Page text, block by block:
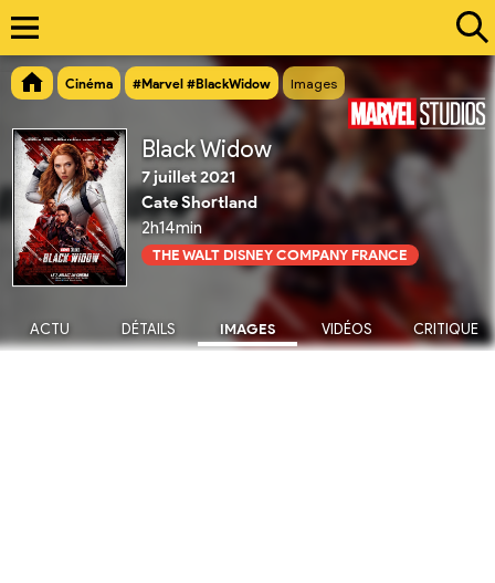
Cinéma #Marvel #BlackWidow Images
Black Widow
7 juillet 2021
Cate Shortland
2h14min
THE WALT DISNEY COMPANY FRANCE
ACTU DÉTAILS IMAGES VIDÉOS CRITIQUE